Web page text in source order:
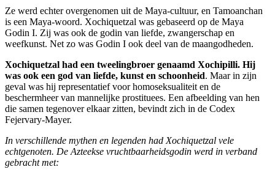
Ze werd echter overgenomen uit de Maya-cultuur, en Tamoanchan
is een Maya-woord. Xochiquetzal was gebaseerd op de Maya
Godin I. Zij was ook de godin van liefde, zwangerschap en
weefkunst. Net zo was Godin I ook deel van de maangodheden.
Xochiquetzal had een tweelingbroer genaamd Xochipilli. Hij
was ook een god van liefde, kunst en schoonheid. Maar in zijn
geval was hij representatief voor homoseksualiteit en de
beschermheer van mannelijke prostituees. Een afbeelding van hen
die samen tegenover elkaar zitten, bevindt zich in de Codex
Fejervary-Mayer.
In verschillende mythen en legenden had Xochiquetzal vele
echtgenoten. De Azteekse vruchtbaarheidsgodin werd in verband
gebracht met: